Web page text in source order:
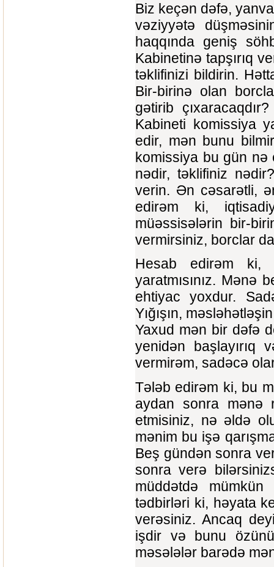
Biz keçən dəfə,
vəziyyətə
haqqında geniş
Kabinetinə tapşırıq
təklifinizi bildirin.
Bir-birinə olan
gətirib
Kabineti komissiya
edir, mən bunu
komissiya bu gün nə
nədir, təklifiniz
verin. Ən cəsarətli,
edirəm ki,
müəssisələrin bir-
vermirsiniz, borclar
Hesab edirəm ki,
yaratmısınız. Mənə
ehtiyac yoxdur.
Yığışın,
Yaxud mən bir dəfə
yenidən
vermirəm, sadəcə
Tələb edirəm ki, bu
aydan sonra mənə
etmisiniz, nə əldə
mənim bu işə
Beş gündən sonra
sonra verə
müddətdə
tədbirləri ki, həyata
verəsiniz. Ancaq
işdir və bunu
məsələlər barədə